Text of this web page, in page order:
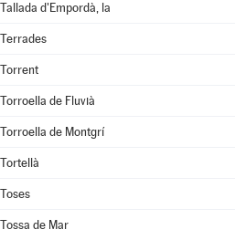
Tallada d'Empordà, la
Terrades
Torrent
Torroella de Fluvià
Torroella de Montgrí
Tortellà
Toses
Tossa de Mar